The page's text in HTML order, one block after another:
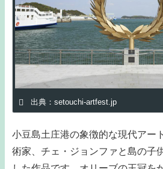
出典：setouchi-artfest.jp
小豆島土庄港の象徴的な現代アー
術家、チェ・ジョンファと島の子